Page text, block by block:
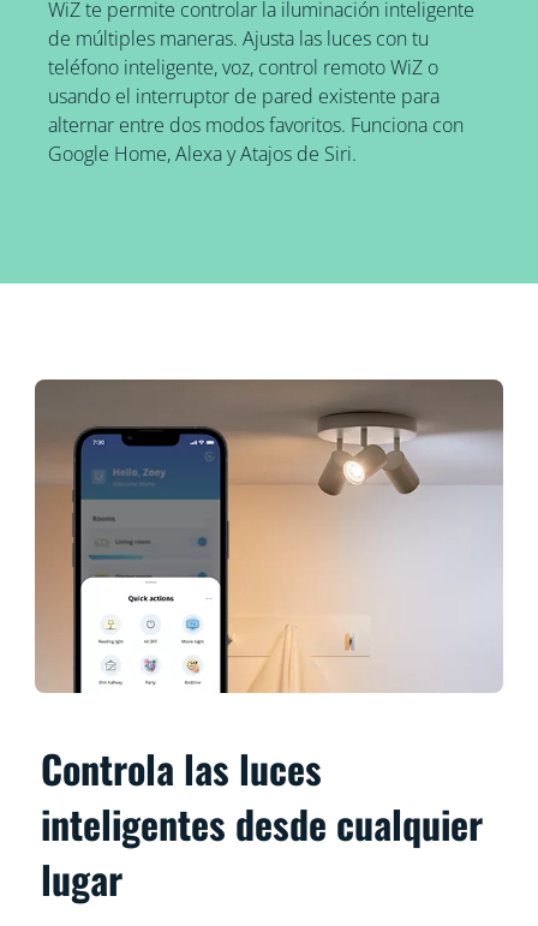
WiZ te permite controlar la iluminación inteligente
de múltiples maneras. Ajusta las luces con tu
teléfono inteligente, voz, control remoto WiZ o
usando el interruptor de pared existente para
alternar entre dos modos favoritos. Funciona con
Google Home, Alexa y Atajos de Siri.
Controla las luces
inteligentes desde cualquier
lugar